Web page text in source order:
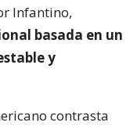
Infantino,
basada en un
y
contrasta